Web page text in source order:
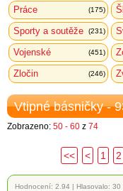
Práce (175)
Sporty a soutěže (231)
Vojenské (451)
Zločin (246)
Vtipné básničky -
Zobrazeno: 50 - 60 z 74
<< < 1 2
Hodnocení: 2.94 | Hlasovalo: 30